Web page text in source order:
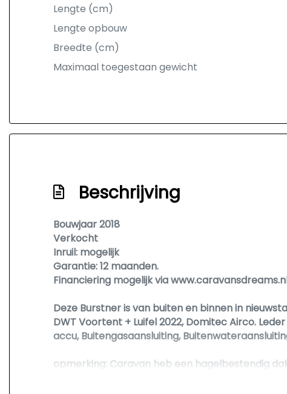
Lengte (cm)
Lengte opbouw
Breedte (cm)
Maximaal toegestaan gewicht
Beschrijving
Bouwjaar 2018
Verkocht
Inruil: mogelijk
Garantie: 12 maanden.
Financiering mogelijk via
Deze Burstner is van buiten en binnen in
DWT Voortent + Luifel 2022, Domitec Airco.
accu, Buitengasaansluiting,
opmerking: Caravan heb een hagelbestendig